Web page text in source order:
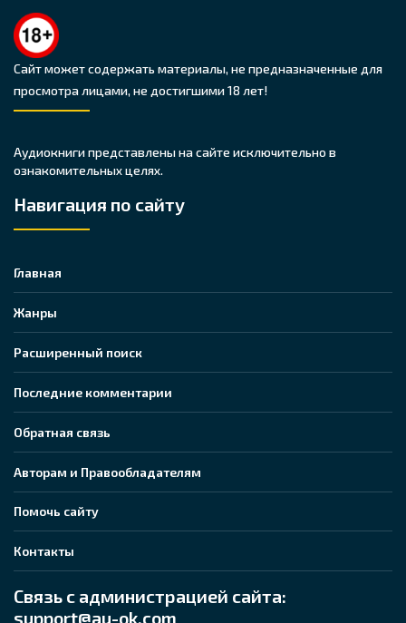
Сайт может содержать материалы, не предназначенные для
просмотра лицами, не достигшими 18 лет!
Аудиокниги представлены на сайте исключительно в
ознакомительных целях.
Навигация по сайту
Главная
Жанры
Расширенный поиск
Последние комментарии
Обратная связь
Авторам и Правообладателям
Помочь сайту
Контакты
Связь с администрацией сайта:
support@au-ok.com